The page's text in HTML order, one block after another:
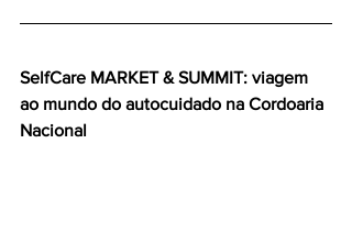
SelfCare MARKET & SUMMIT: viagem
ao mundo do autocuidado na Cordoaria
Nacional